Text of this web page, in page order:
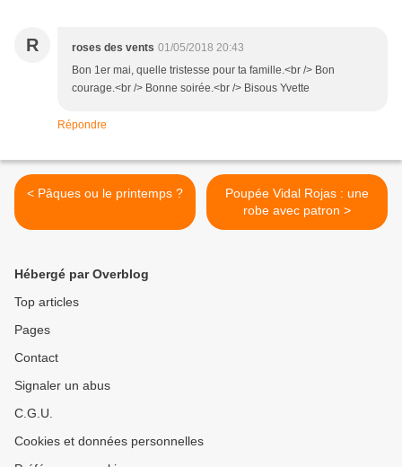
R roses des vents 01/05/2018 20:43
Bon 1er mai, quelle tristesse pour ta famille.<br /> Bon
courage.<br /> Bonne soirée.<br /> Bisous Yvette
Répondre
< Pâques ou le printemps ?
Poupée Vidal Rojas : une
robe avec patron >
Hébergé par Overblog
Top articles
Pages
Contact
Signaler un abus
C.G.U.
Cookies et données personnelles